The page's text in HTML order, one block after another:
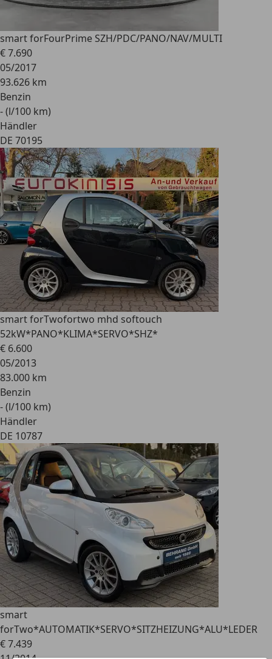
smart forFourPrime SZH/PDC/PANO/NAV/MULTI
€ 7.690
05/2017
93.626 km
Benzin
- (l/100 km)
Händler
DE 70195
smart forTwofortwo mhd softouch
52kW*PANO*KLIMA*SERVO*SHZ*
€ 6.600
05/2013
83.000 km
Benzin
- (l/100 km)
Händler
DE 10787
smart
forTwo*AUTOMATIK*SERVO*SITZHEIZUNG*ALU*LEDER
€ 7.439